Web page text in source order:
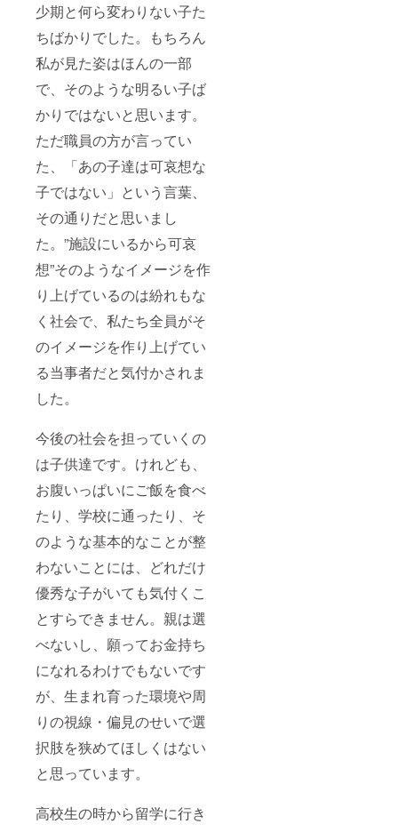
少期と何ら変わりない子た
ちばかりでした。もちろん
私が見た姿はほんの一部
で、そのような明るい子ば
かりではないと思います。
ただ職員の方が言ってい
た、「あの子達は可哀想な
子ではない」という言葉、
その通りだと思いまし
た。”施設にいるから可哀
想”そのようなイメージを作
り上げているのは紛れもな
く社会で、私たち全員がそ
のイメージを作り上げてい
る当事者だと気付かされま
した。
今後の社会を担っていくの
は子供達です。けれども、
お腹いっぱいにご飯を食べ
たり、学校に通ったり、そ
のような基本的なことが整
わないことには、どれだけ
優秀な子がいても気付くこ
とすらできません。親は選
べないし、願ってお金持ち
になれるわけでもないです
が、生まれ育った環境や周
りの視線・偏見のせいで選
択肢を狭めてほしくはない
と思っています。
高校生の時から留学に行き